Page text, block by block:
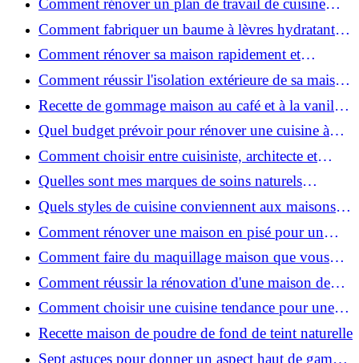
Comment rénover un plan de travail de cuisine
facilement : guide étape par étape
Comment fabriquer un baume à lèvres hydratant et
naturel au suif ?
Comment rénover sa maison rapidement et
efficacement ?
Comment réussir l'isolation extérieure de sa maison
pour une rénovation performante et durable ?
Recette de gommage maison au café et à la vanille
pour une peau douce
Quel budget prévoir pour rénover une cuisine à
Voiron en 2026 : coûts et aides locales ?
Comment choisir entre cuisiniste, architecte et
contractant général à Voiron ?
Quelles sont mes marques de soins naturels
préférées ?
Quels styles de cuisine conviennent aux maisons et
appartements du Voironnais ?
Comment rénover une maison en pisé pour un
habitat sain et performant ?
Comment faire du maquillage maison que vous
utiliserez vraiment ?
Comment réussir la rénovation d'une maison de
ville en 2026 ?
Comment choisir une cuisine tendance pour une
rénovation en 2026 ?
Recette maison de poudre de fond de teint naturelle
Sept astuces pour donner un aspect haut de gamme